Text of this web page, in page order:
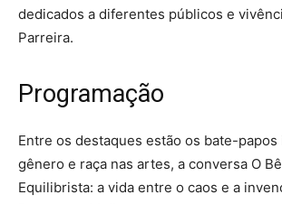
dedicados a diferentes públicos e
Parreira.
Programação
Entre os destaques estão os bate-
gênero e raça nas artes, a conversa O
Equilibrista: a vida entre o caos e a